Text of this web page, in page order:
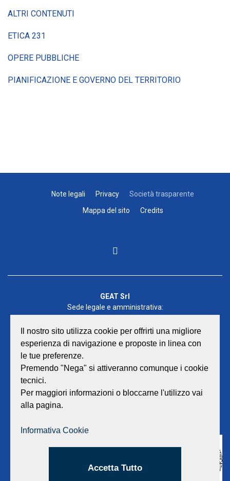
ALTRI CONTENUTI
ETICA 231
OPERE PUBBLICHE
PIANIFICAZIONE E GOVERNO DEL TERRITORIO
Note legali Privacy
Società trasparente
Mappa del sito
Credits
GEAT Srl
Sede legale e amministrativa:
P.iva/Reg. Imp. Rimini n. 02418910408
Capitale sociale euro 12.233.943,00 I.V.
Centralino
© GEAT Srl| All Rights Reserved.
Il nostro sito utilizza cookie per offrirti una migliore
esperienza di navigazione e proposte in linea con
le tue preferenze.
Premendo "Nega" si attiveranno comunque i cookie
tecnici.
Per maggiori informazioni o bloccarne l'utilizzo vai
alla pagina.
Informativa Cookie
Accetta Tutto